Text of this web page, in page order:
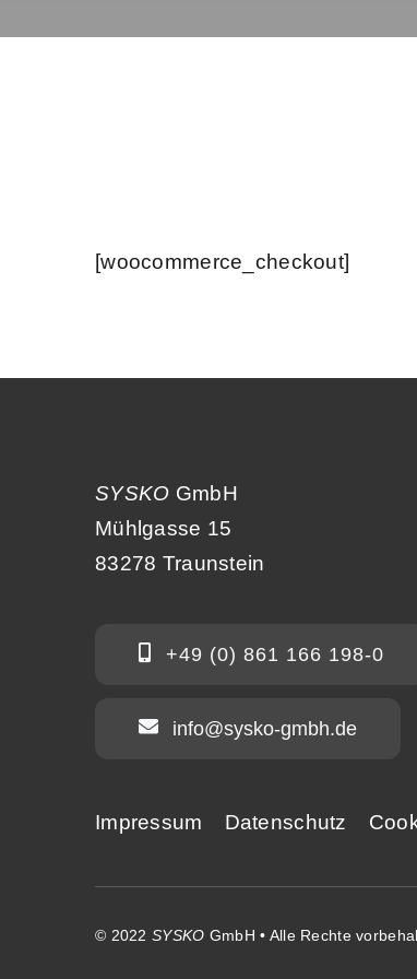
[woocommerce_checkout]
SYSKO GmbH
Mühlgasse 15
83278 Traunstein
+49 (0) 861 166 198-0
info@sysko-gmbh.de
Impressum Datenschutz
© 2022 SYSKO GmbH • Alle Rechte